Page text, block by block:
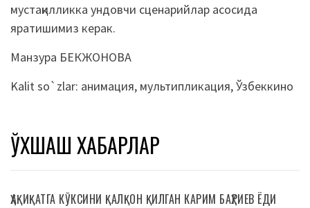
мустақилликка ундовчи сценарийлар асосида
яратишимиз керак.
Манзура БЕКЖОНОВА
Kalit so`zlar: анимация, мультипликация,Ўзбеккино
ЎХШАШ ХАБАРЛАР
ҲАҚИҚАТГА КЎКСИНИ ҚАЛҚОН ҚИЛГАН КАРИМ БАҲРИЕВ ЁДИ